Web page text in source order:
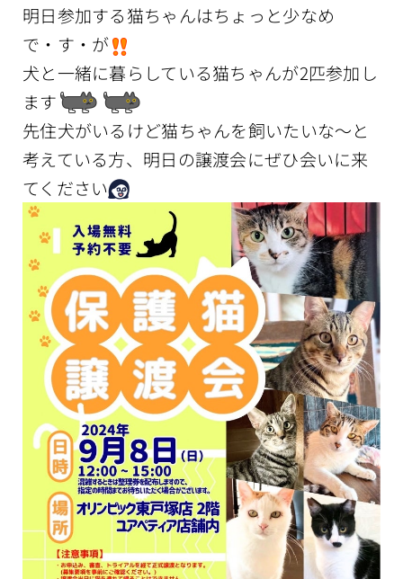
明日参加する猫ちゃんはちょっと少なめ
で・す・が
犬と一緒に暮らしている猫ちゃんが2匹参加し
ます
先住犬がいるけど猫ちゃんを飼いたいな〜と
考えている方、明日の譲渡会にぜひ会いに来
てください